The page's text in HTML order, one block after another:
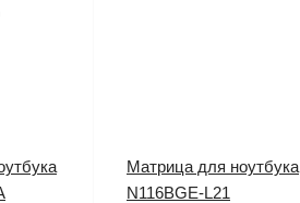
Матрица для ноутбука
N116BGE-L21